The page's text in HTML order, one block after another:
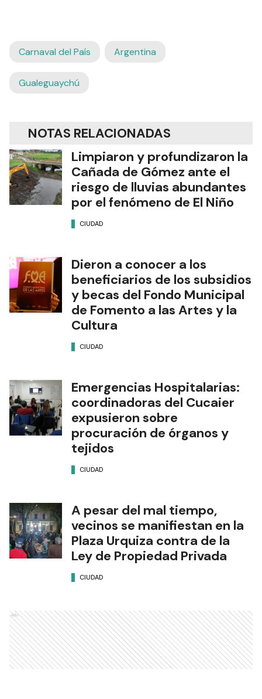
Carnaval del País Argentina
Gualeguaychú
NOTAS RELACIONADAS
Limpiaron y profundizaron la
Cañada de Gómez ante el
riesgo de lluvias abundantes
por el fenómeno de El Niño
CIUDAD
Dieron a conocer a los
beneficiarios de los subsidios
y becas del Fondo Municipal
de Fomento a las Artes y la
Cultura
CIUDAD
Emergencias Hospitalarias:
coordinadoras del Cucaier
expusieron sobre
procuración de órganos y
tejidos
CIUDAD
A pesar del mal tiempo,
vecinos se manifiestan en la
Plaza Urquiza contra de la
Ley de Propiedad Privada
CIUDAD
Ads